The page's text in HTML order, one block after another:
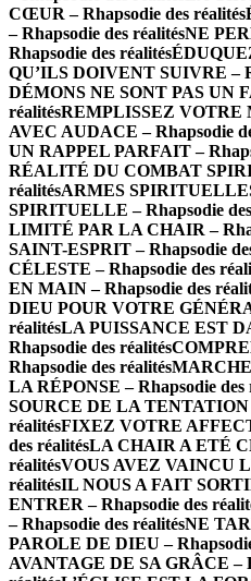
CŒUR – Rhapsodie des réalités
– Rhapsodie des réalitésNE
Rhapsodie des réalités
QU’ILS DOIVENT SUIVRE –
DÉMONS NE SONT PAS UN
réalitésREMPLISSEZ VOTRE
AVEC AUDACE – Rhapsodie
UN RAPPEL PARFAIT –
RÉALITÉ DU COMBAT
réalitésARMES
SPIRITUELLE – Rhapsodie
LIMITÉ PAR LA CHAIR –
SAINT-ESPRIT – Rhapsodie
CÉLESTE – Rhapsodie des
EN MAIN – Rhapsodie des
DIEU POUR VOTRE
réalitésLA PUISSANCE EST
Rhapsodie des réalités
Rhapsodie des réalités
LA RÉPONSE – Rhapsodie des
SOURCE DE LA TENTATION
réalitésFIXEZ VOTRE
des réalitésLA CHAIR A ETÉ
réalitésVOUS AVEZ VAINCU
réalitésIL NOUS A FAIT
ENTRER – Rhapsodie des
– Rhapsodie des réalitésNE
PAROLE DE DIEU –
AVANTAGE DE SA GRÂCE –